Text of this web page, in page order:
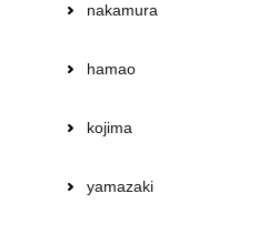
nakamura
hamao
kojima
yamazaki